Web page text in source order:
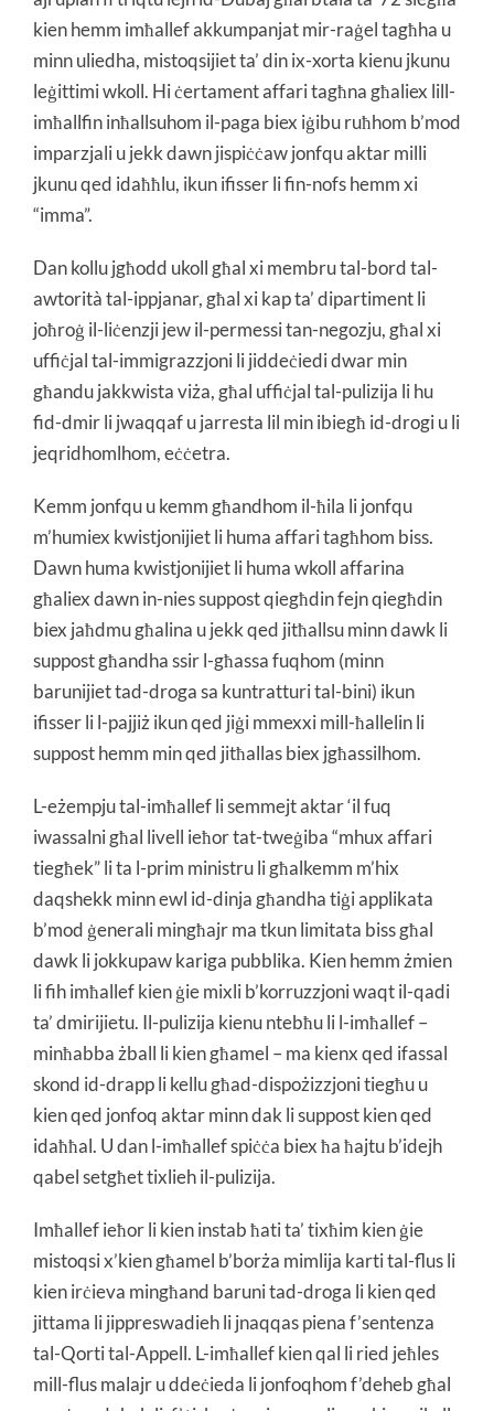
kien hemm imħallef akkumpanjat mir-raġel tagħha u
minn uliedha, mistoqsijiet ta’ din ix-xorta kienu jkunu
leġittimi wkoll. Hi ċertament affari tagħna għaliex lill-
imħallfin inħallsuhom il-paga biex iġibu ruħhom b’mod
imparzjali u jekk dawn jispiċċaw jonfqu aktar milli
jkunu qed idaħħlu, ikun ifisser li fin-nofs hemm xi
“imma”.
Dan kollu jgħodd ukoll għal xi membru tal-bord tal-
awtorità tal-ippjanar, għal xi kap ta’ dipartiment li
joħroġ il-liċenzji jew il-permessi tan-negozju, għal xi
uffiċjal tal-immigrazzjoni li jiddeċiedi dwar min
għandu jakkwista viża, għal uffiċjal tal-pulizija li hu
fid-dmir li jwaqqaf u jarresta lil min ibiegħ id-drogi u li
jeqridhomlhom, eċċetra.
Kemm jonfqu u kemm għandhom il-ħila li jonfqu
m’humiex kwistjonijiet li huma affari tagħhom biss.
Dawn huma kwistjonijiet li huma wkoll affarina
għaliex dawn in-nies suppost qiegħdin fejn qiegħdin
biex jaħdmu għalina u jekk qed jitħallsu minn dawk li
suppost għandha ssir l-għassa fuqhom (minn
barunijiet tad-droga sa kuntratturi tal-bini) ikun
ifisser li l-pajjiż ikun qed jiġi mmexxi mill-ħallelin li
suppost hemm min qed jitħallas biex jgħassilhom.
L-eżempju tal-imħallef li semmejt aktar ‘il fuq
iwassalni għal livell ieħor tat-tweġiba “mhux affari
tiegħek” li ta l-prim ministru li għalkemm m’hix
daqshekk minn ewl id-dinja għandha tiġi applikata
b’mod ġenerali mingħajr ma tkun limitata biss għal
dawk li jokkupaw kariga pubblika. Kien hemm żmien
li fih imħallef kien ġie mixli b’korruzzjoni waqt il-qadi
ta’ dmirijietu. Il-pulizija kienu ntebħu li l-imħallef –
minħabba żball li kien għamel – ma kienx qed ifassal
skond id-drapp li kellu għad-dispożizzjoni tiegħu u
kien qed jonfoq aktar minn dak li suppost kien qed
idaħħal. U dan l-imħallef spiċċa biex ħa ħajtu b’idejh
qabel setgħet tixlieh il-pulizija.
Imħallef ieħor li kien instab ħati ta’ tixħim kien ġie
mistoqsi x’kien għamel b’borża mimlija karti tal-flus li
kien irċieva mingħand baruni tad-droga li kien qed
jittama li jippreswadieh li jnaqqas piena f’sentenza
tal-Qorti tal-Appell. L-imħallef kien qal li ried jeħles
mill-flus malajr u ddeċieda li jonfoqhom f’deheb għal